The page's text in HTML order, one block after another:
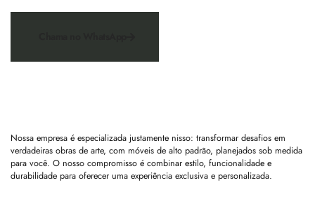
Nossa empresa é especializada justamente nisso: transformar desafios em
verdadeiras obras de arte, com móveis de alto padrão, planejados sob medida
para você. O nosso compromisso é combinar estilo, funcionalidade e
durabilidade para oferecer uma experiência exclusiva e personalizada.